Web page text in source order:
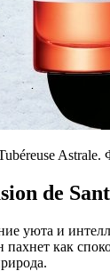
Astrale.
de
уюта и
как